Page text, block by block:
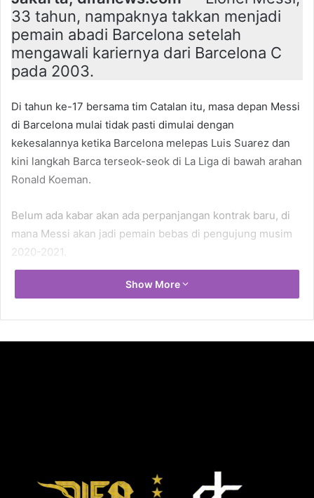
33 tahun, nampaknya takkan menjadi
pemain abadi Barcelona setelah
mengawali kariernya dari Barcelona C
pada 2003.
Di tahun ke-17 bersama tim Catalan itu, masa depan Messi
di Barcelona mulai tidak pasti dimulai dengan
kekesalannya ketika Barcelona melepas Luis Suarez dan
kini langkah Barca terseok-seok di La Liga di bawah arahan
Ronald Koeman.
Belum ada kabar akan ada perpanjangan kontrak baru, di
mana Messi akan jadi pemain bebas di pengujung musim
2020-2021.
Berkaitan dengan itu, Manchester City kabarnya ingin
Stadium di Etihad Campus, Manchester.
Ruben Dias dari Benfica dan Nathan Ake dari Bournemouth
untuk memperkuat lini belakang. Di barisan depan ada
Show More